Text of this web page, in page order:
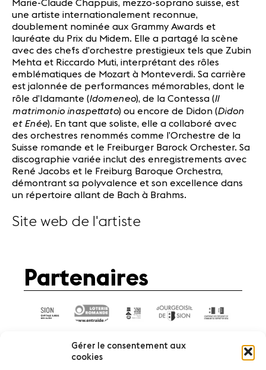
Gérer le consentement aux
cookies
Emplois
A propos
Mentions
légales
Contact
Marie-Claude Chappuis, mezzo-soprano suisse, est
une artiste internationalement reconnue,
doublement nominée aux Grammy Awards et
lauréate du Prix du Midem. Elle a partagé la scène
avec des chefs d’orchestre prestigieux tels que Zubin
Mehta et Riccardo Muti, interprétant des rôles
emblématiques de Mozart à Monteverdi. Sa carrière
est jalonnée de performances mémorables, dont le
rôle d’Idamante (Idomeneo), de la Contessa (Il
matrimonio inaspettato) ou encore de Didon (Didon
et Enée). En tant que soliste, elle a collaboré avec
des orchestres renommés comme l’Orchestre de la
Suisse romande et le Freiburger Barock Orchester. Sa
discographie variée inclut des enregistrements avec
René Jacobs et le Freiburg Baroque Orchestra,
démontrant sa polyvalence et son excellence dans
un répertoire allant de Bach à Brahms.
Site web de l'artiste
Partenaires